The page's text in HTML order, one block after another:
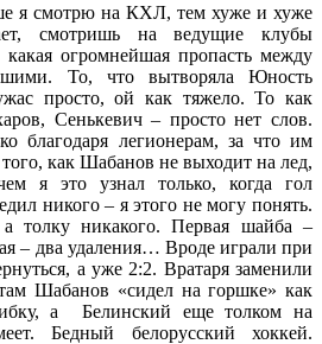
я смотрю на КХЛ, тем хуже и хуже
смотришь на ведущие клубы
огромнейшая пропасть между
То, что вытворяла Юность
просто, ой как тяжело. То как
Сенькевич – просто нет слов.
благодаря легионерам, за что им
как Шабанов не выходит на лед,
я это узнал только, когда гол
никого – я этого не могу понять.
а толку никакого. Первая шайба –
– два удаления… Вроде играли при
а уже 2:2. Вратаря заменили
Шабанов «сидел на горшке» как
а Белинский еще толком на
Бедный белорусский хоккей.